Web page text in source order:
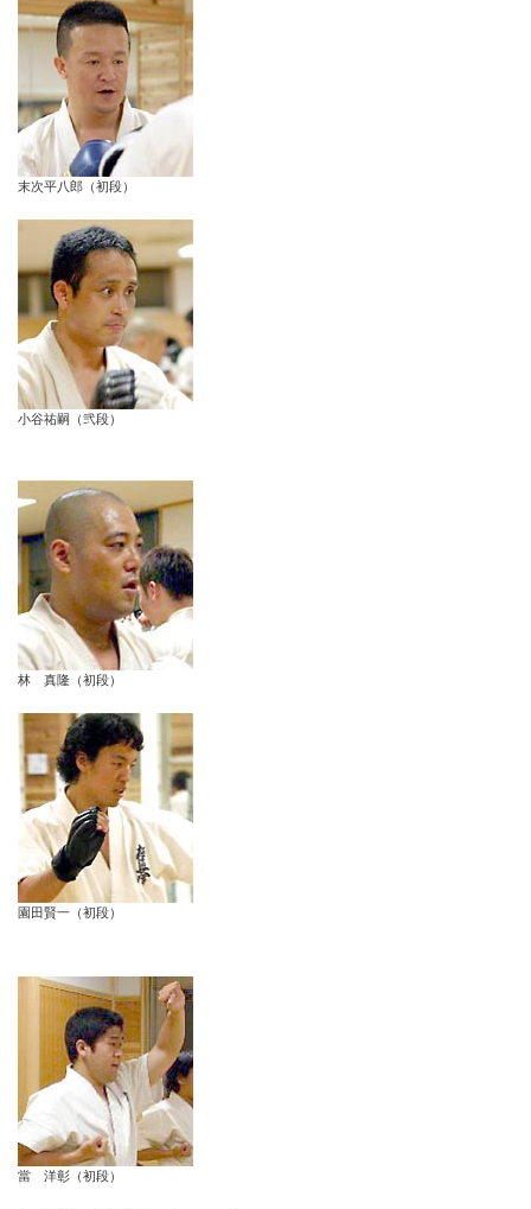
末次平八郎（初段）
小谷祐嗣（弐段）
林 真隆（初段）
園田賢一（初段）
當 洋彰（初段）